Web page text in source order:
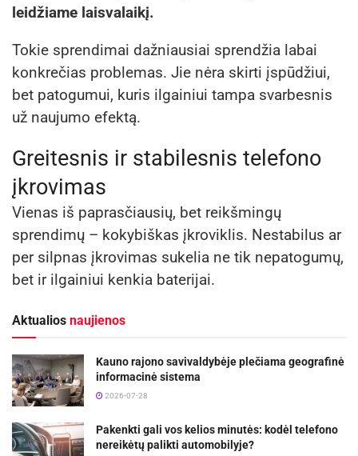
leidžiame laisvalaikį.
Tokie sprendimai dažniausiai sprendžia labai
konkrečias problemas. Jie nėra skirti įspūdžiui,
bet patogumui, kuris ilgainiui tampa svarbesnis
už naujumo efektą.
Greitesnis ir stabilesnis telefono
įkrovimas
Vienas iš paprasčiausių, bet reikšmingų
sprendimų – kokybiškas įkroviklis. Nestabilus ar
per silpnas įkrovimas sukelia ne tik nepatogumų,
bet ir ilgainiui kenkia baterijai.
Aktualios naujienos
Kauno rajono savivaldybėje plečiama geografinė
informacinė sistema
2026-07-28
Pakenkti gali vos kelios minutės: kodėl telefono
nereikėtų palikti automobilyje?